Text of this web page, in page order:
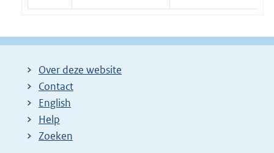
Over deze website
Contact
English
Help
Zoeken